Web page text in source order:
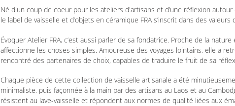
Né d'un coup de coeur pour les ateliers d'artisans et d’une réflexion
le label de vaisselle et d’objets en céramique FRA s’inscrit dans des
Évoquer Atelier FRA, c’est aussi parler de sa fondatrice. Proche de la
affectionne les choses simples. Amoureuse des voyages lointains, elle a
rencontré des partenaires de choix, capables de traduire le fruit de sa
Chaque pièce de cette collection de vaisselle artisanale a été
minimaliste, puis façonnée à la main par des artisans au Laos et au
résistent au lave-vaisselle et répondent aux normes de qualité liées aux